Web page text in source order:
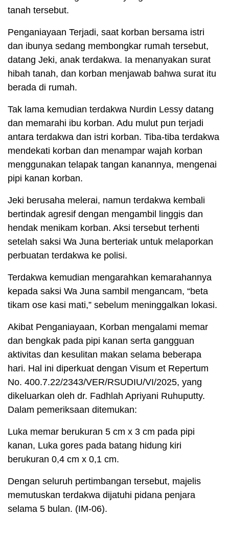
tanah tersebut.
Penganiayaan Terjadi, saat korban bersama istri
dan ibunya sedang membongkar rumah tersebut,
datang Jeki, anak terdakwa. Ia menanyakan surat
hibah tanah, dan korban menjawab bahwa surat itu
berada di rumah.
Tak lama kemudian terdakwa Nurdin Lessy datang
dan memarahi ibu korban. Adu mulut pun terjadi
antara terdakwa dan istri korban. Tiba-tiba terdakwa
mendekati korban dan menampar wajah korban
menggunakan telapak tangan kanannya, mengenai
pipi kanan korban.
Jeki berusaha melerai, namun terdakwa kembali
bertindak agresif dengan mengambil linggis dan
hendak menikam korban. Aksi tersebut terhenti
setelah saksi Wa Juna berteriak untuk melaporkan
perbuatan terdakwa ke polisi.
Terdakwa kemudian mengarahkan kemarahannya
kepada saksi Wa Juna sambil mengancam, “beta
tikam ose kasi mati,” sebelum meninggalkan lokasi.
Akibat Penganiayaan, Korban mengalami memar
dan bengkak pada pipi kanan serta gangguan
aktivitas dan kesulitan makan selama beberapa
hari. Hal ini diperkuat dengan Visum et Repertum
No. 400.7.22/2343/VER/RSUDIU/VI/2025, yang
dikeluarkan oleh dr. Fadhlah Apriyani Ruhuputty.
Dalam pemeriksaan ditemukan:
Luka memar berukuran 5 cm x 3 cm pada pipi
kanan, Luka gores pada batang hidung kiri
berukuran 0,4 cm x 0,1 cm.
Dengan seluruh pertimbangan tersebut, majelis
memutuskan terdakwa dijatuhi pidana penjara
selama 5 bulan. (IM-06).